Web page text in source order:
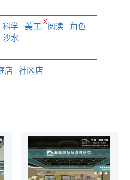
科学 美工 X阅读 角色
沙水
店 社区店